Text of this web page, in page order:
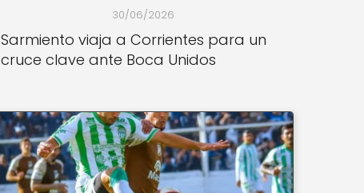
30/06/2026
Sarmiento viaja a Corrientes para un
cruce clave ante Boca Unidos